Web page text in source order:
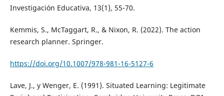
Investigación Educativa, 13(1), 55-70.
Kemmis, S., McTaggart, R., & Nixon, R. (2022). The action
research planner. Springer.
https://doi.org/10.1007/978-981-16-5127-6
Lave, J., y Wenger, E. (1991). Situated Learning: Legitimate